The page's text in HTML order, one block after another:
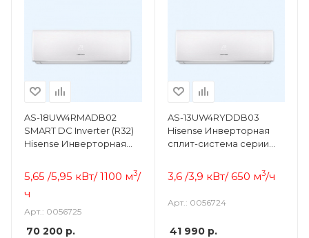
AS-18UW4RMADB02
SMART DC Inverter (R32)
Hisense Инверторная
5,65 /5,95 кВт/ 1100 м3/
ч
Арт.: 0056725
70 200 р.
AS-13UW4RYDDB03
Hisense Инверторная
сплит-система серии
(R32)
3,6 /3,9 кВт/ 650 м3/ч
Арт.: 0056724
41 990р.